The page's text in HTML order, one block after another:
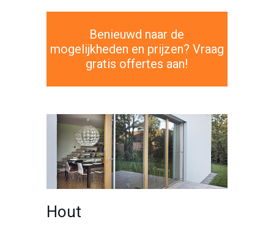
Benieuwd naar de
mogelijkheden en prijzen? Vraag
gratis offertes aan!
Hout